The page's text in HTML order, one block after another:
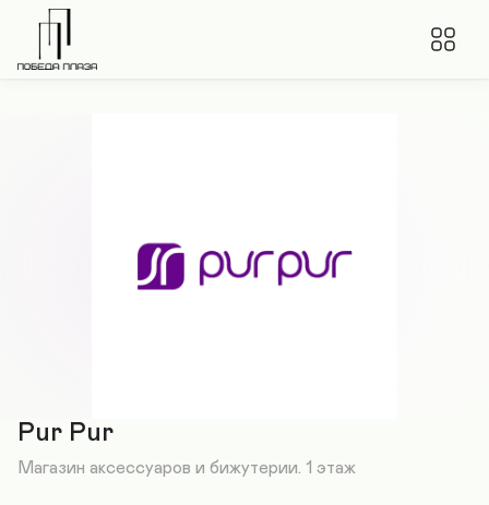
Pur Pur
Магазин аксессуаров и бижутерии. 1 этаж